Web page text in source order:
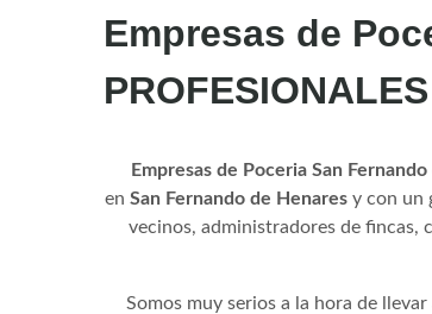
Empresas de
PROFESIONALES
Empresas de Poceria San
en San Fernando de Henares y con un
vecinos, administradores de fincas,
Somos muy serios a la hora de